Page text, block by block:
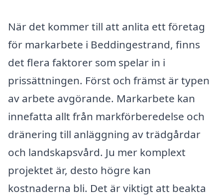
När det kommer till att anlita ett företag
för markarbete i Beddingestrand, finns
det flera faktorer som spelar in i
prissättningen. Först och främst är typen
av arbete avgörande. Markarbete kan
innefatta allt från markförberedelse och
dränering till anläggning av trädgårdar
och landskapsvård. Ju mer komplext
projektet är, desto högre kan
kostnaderna bli. Det är viktigt att beakta